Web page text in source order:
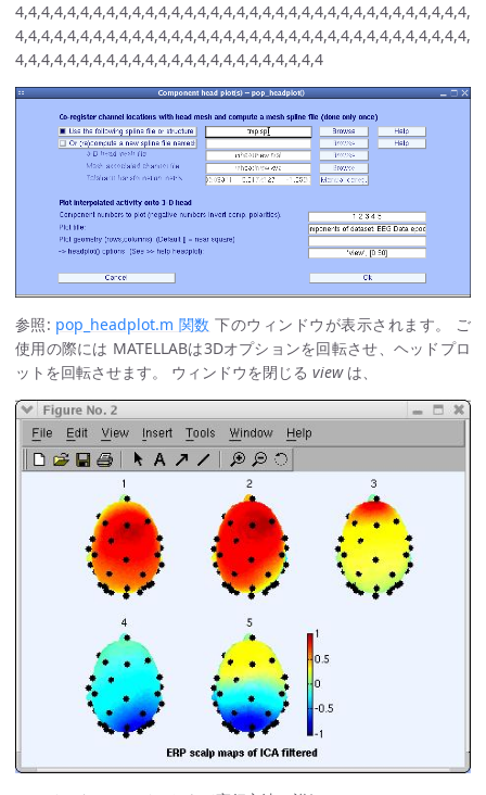
4,4,4,4,4,4,4,4,4,4,4,4,4,4,4,4,4,4,4,4,4,4,4,4,4,4,4,4,4,4,4,4,4,4,4,
4,4,4,4,4,4,4,4,4,4,4,4,4,4,4,4,4,4,4,4,4,4,4,4,4,4,4,4,4,4,4,4,4,4,4,
4,4,4,4,4,4,4,4,4,4,4,4,4,4,4,4,4,4,4,4,4,4,4,4
参照: pop_headplot.m 関数 下のウィンドウが表示されます。 ご
使用の際には MATELLABは3Dオプションを回転させ、ヘッドプロ
ットを回転させます。 ウィンドウを閉じる viewは、